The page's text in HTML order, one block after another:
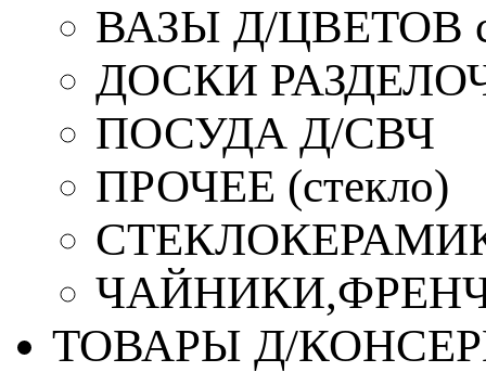
ВАЗЫ Д/ЦВЕТОВ
ДОСКИ
ПОСУДА Д/СВЧ
ПРОЧЕЕ (стекло)
ТОВАРЫ Д/